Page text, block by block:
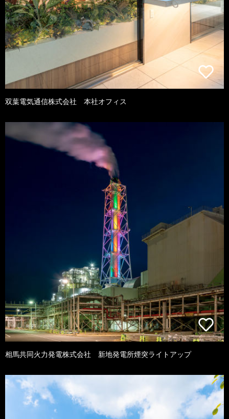
双葉電気通信株式会社 本社オフィス
相馬共同火力発電株式会社 新地発電所煙突ライトアップ